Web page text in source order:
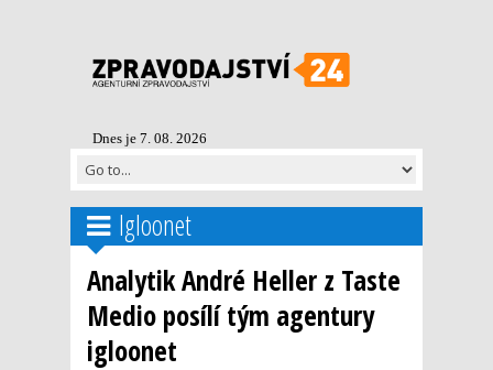
Dnes je 7. 08. 2026
Igloonet
Analytik André Heller z Taste
Medio posílí tým agentury
igloonet